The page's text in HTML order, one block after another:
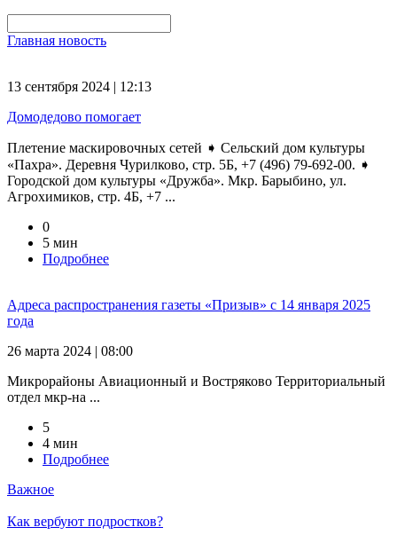
Главная новость
13 сентября 2024 | 12:13
Домодедово помогает
Плетение маскировочных сетей ➧ Сельский дом культуры
«Пахра». Деревня Чурилково, стр. 5Б, +7 (496) 79-692-00. ➧
Городской дом культуры «Дружба». Мкр. Барыбино, ул.
Агрохимиков, стр. 4Б, +7 ...
0
5 мин
Подробнее
Адреса распространения газеты «Призыв» с 14 января 2025
года
26 марта 2024 | 08:00
Микрорайоны Авиационный и Востряково Территориальный
отдел мкр-на ...
5
4 мин
Подробнее
Важное
Как вербуют подростков?